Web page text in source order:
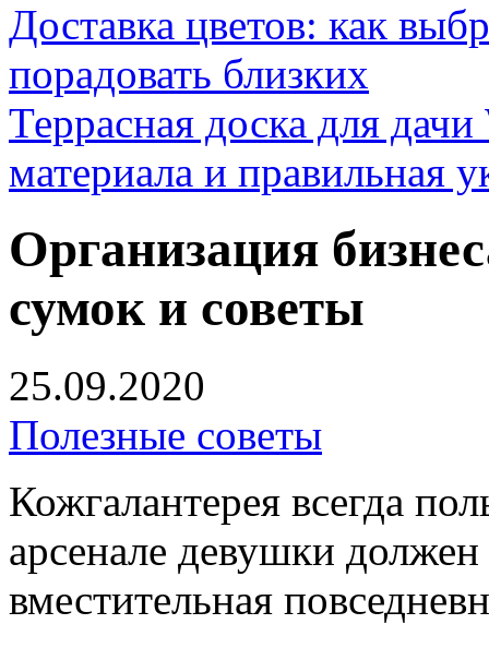
Доставка цветов: как
порадовать близких
Террасная доска для
материала и правильная
Организация
сумок и советы
25.09.2020
Полезные советы
Кожгалантерея всегда
арсенале девушки
вместительная